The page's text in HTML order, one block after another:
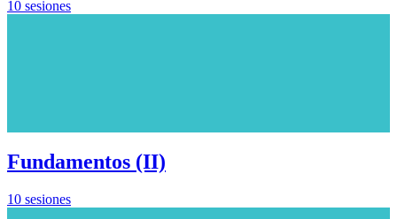
10 sesiones
Fundamentos (II)
10 sesiones